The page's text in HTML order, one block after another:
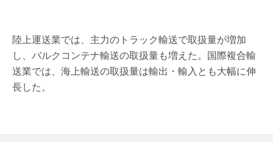
陸上運送業では、主力のトラック輸送で取扱量が増加
し、バルクコンテナ輸送の取扱量も増えた。国際複合輸
送業では、海上輸送の取扱量は輸出・輸入とも大幅に伸
長した。